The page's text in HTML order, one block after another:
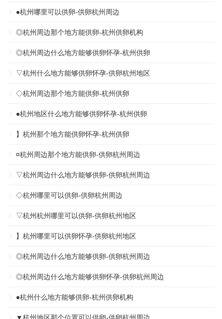
●杭州哪里可以供卵-供卵杭州周边
◎杭州周边那个地方能供卵-杭州供卵机构
◎杭州周边什么地方能够供卵怀孕-杭州供卵
▽杭州什么地方能够供卵怀孕-供卵杭州地区
◇杭州周边那个地方能供卵-杭州供卵
●杭州地区什么地方能够供卵怀孕-杭州供卵
】杭州那个地方能供卵怀孕-杭州供卵
¤杭州周边那个地方能供卵-供卵杭州周边
▽杭州周边什么地方能够供卵-供卵杭州周边
◇杭州哪里可以供卵-供卵杭州周边
▽杭州杭州哪里可以供卵-供卵杭州地区
】杭州哪里可以供卵怀孕-供卵杭州地区
◎杭州周边什么地方能够供卵-供卵杭州周边
◎杭州周边什么地方能够供卵怀孕-供卵杭州周边
●杭州什么地方能够供卵-杭州供卵机构